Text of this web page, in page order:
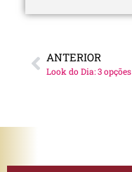
ANTERIOR
Look do Dia: 3 opções